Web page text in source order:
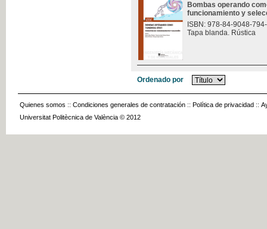
Bombas operando
funcionamiento y
ISBN: 978-84-9048-
Tapa blanda. Rústica
Ordenado por
Quienes somos :: Condiciones generales de contratación :: Política de privacidad ::
Universitat Politècnica de València © 2012